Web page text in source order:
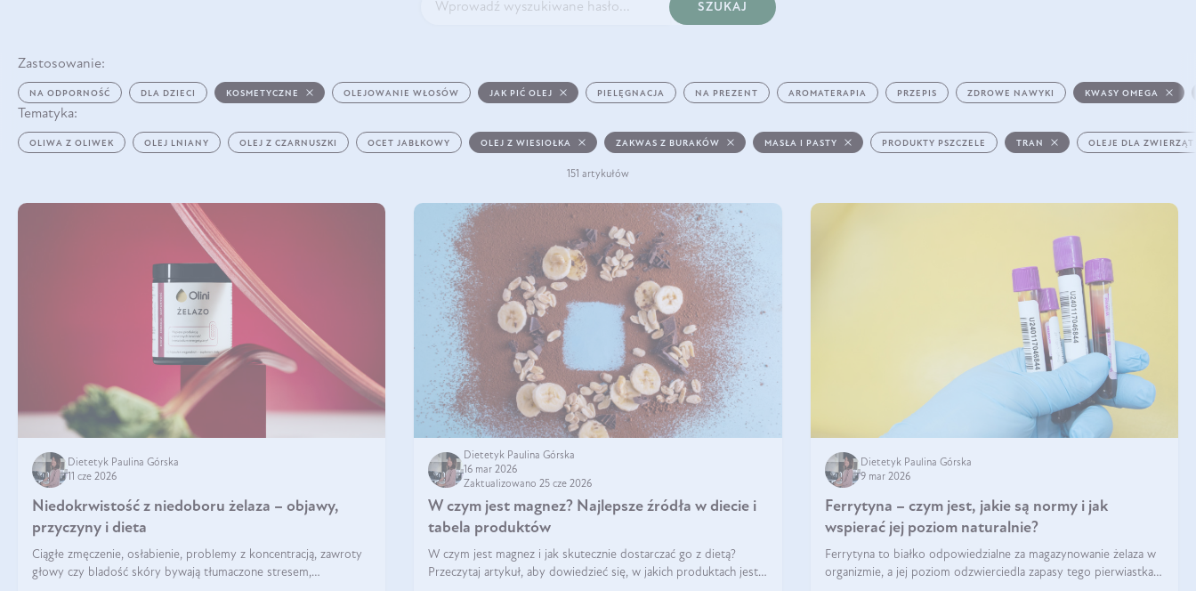
SZUKAJ
Zastosowanie:
NA ODPORNOŚĆ DLA DZIECI KOSMETYCZNE OLEJOWANIE WŁOSÓW JAK PIĆ OLEJ PIELĘGNACJA NA PREZENT AROMATERAPIA PRZEPIS ZDROWE NAWYKI KWASY OMEGA
Tematyka:
OLIWA Z OLIWEK OLEJ LNIANY OLEJ Z CZARNUSZKI OCET JABŁKOWY OLEJ Z WIESIOŁKA ZAKWAS Z BURAKÓW MASŁA I PASTY PRODUKTY PSZCZELE TRAN OLEJE DLA ZWIERZĄT
151 artykułów
Dietetyk Paulina Górska
11 cze 2026
Niedokrwistość z niedoboru żelaza – objawy,
przyczyny i dieta
Ciągłe zmęczenie, osłabienie, problemy z koncentracją, zawroty
głowy czy bladość skóry bywają tłumaczone stresem,
Dietetyk Paulina Górska
16 mar 2026
Zaktualizowano 25 cze 2026
W czym jest magnez? Najlepsze źródła w diecie i
tabela produktów
W czym jest magnez i jak skutecznie dostarczać go z dietą?
Przeczytaj artykuł, aby dowiedzieć się, w jakich produktach jest
Dietetyk Paulina Górska
9 mar 2026
Ferrytyna – czym jest, jakie są normy i jak
wspierać jej poziom naturalnie?
Ferrytyna to białko odpowiedzialne za magazynowanie żelaza w
organizmie, a jej poziom odzwierciedla zapasy tego pierwiastka.